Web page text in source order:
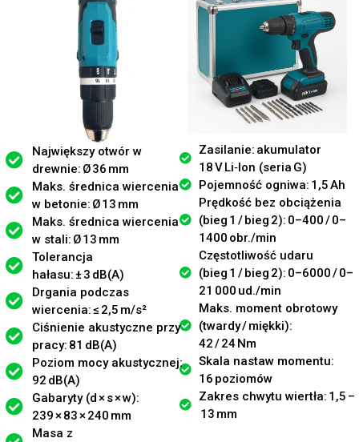
Największy otwór w
drewnie: Ø 36 mm
Maks. średnica wiercenia
w betonie: Ø 13 mm
Maks. średnica wiercenia
w stali: Ø 13 mm
Tolerancja
hałasu: ± 3 dB(A)
Drgania podczas
wiercenia: ≤ 2,5 m/s²
Ciśnienie akustyczne przy
pracy: 81 dB(A)
Poziom mocy akustycznej:
92 dB(A)
Gabaryty (d × s × w):
239 × 83 × 240 mm
Masa z
Zasilanie: akumulator
18 V Li‑Ion (seria G)
Pojemność ogniwa: 1,5 Ah
Prędkość bez obciążenia
(bieg 1 / bieg 2): 0–400 / 0–
1400 obr./min
Częstotliwość udaru
(bieg 1 / bieg 2): 0–6000 / 0–
21 000 ud./min
Maks. moment obrotowy
(twardy / miękki):
42 / 24 Nm
Skala nastaw momentu:
16 poziomów
Zakres chwytu wiertła: 1,5 –
13 mm